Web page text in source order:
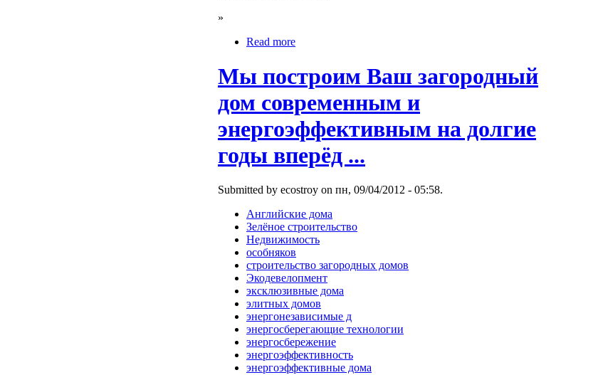
»
Read more
Мы построим Ваш загородный
дом современным и
энергоэффективным на долгие
годы вперёд ...
Submitted by ecostroy on пн, 09/04/2012 - 05:58.
Английские дома
Зелёное строительство
Недвижимость
особняков
строительство загородных домов
Экодевелопмент
эксклюзивные дома
элитных домов
энергонезависимые д
энергосберегающие технологии
энергосбережение
энергоэффективность
энергоэффективные дома